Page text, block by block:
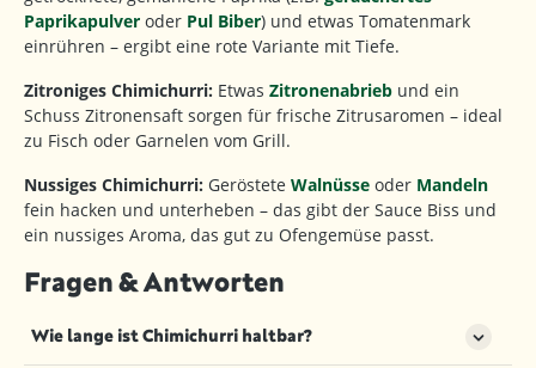
Paprikapulver oder Pul Biber) und etwas Tomatenmark
einrühren – ergibt eine rote Variante mit Tiefe.
Zitroniges Chimichurri: Etwas Zitronenabrieb und ein
Schuss Zitronensaft sorgen für frische Zitrusaromen – ideal
zu Fisch oder Garnelen vom Grill.
Nussiges Chimichurri: Geröstete Walnüsse oder Mandeln
fein hacken und unterheben – das gibt der Sauce Biss und
ein nussiges Aroma, das gut zu Ofengemüse passt.
Fragen & Antworten
Wie lange ist Chimichurri haltbar?